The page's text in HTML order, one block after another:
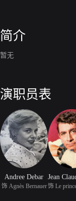
简介
暂无
演职员表
Andree Debar
饰 Agnès Bernauer